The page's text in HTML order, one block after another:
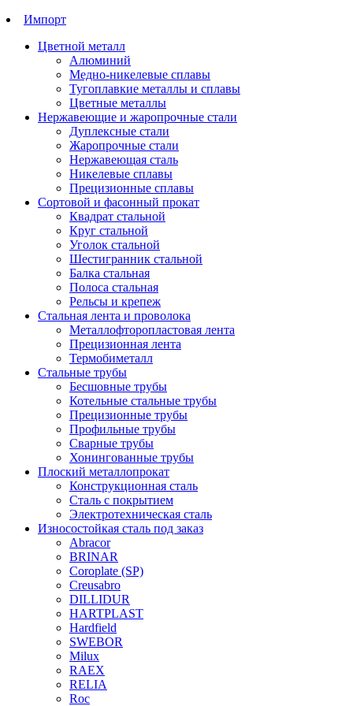
Импорт
Цветной металл
Алюминий
Медно-никелевые сплавы
Тугоплавкие металлы и сплавы
Цветные металлы
Нержавеющие и жаропрочные стали
Дуплексные стали
Жаропрочные стали
Нержавеющая сталь
Никелевые сплавы
Прецизионные сплавы
Сортовой и фасонный прокат
Квадрат стальной
Круг стальной
Уголок стальной
Шестигранник стальной
Балка стальная
Полоса стальная
Рельсы и крепеж
Стальная лента и проволока
Металлофторопластовая лента
Прецизионная лента
Термобиметалл
Стальные трубы
Бесшовные трубы
Котельные стальные трубы
Прецизионные трубы
Профильные трубы
Сварные трубы
Хонингованные трубы
Плоский металлопрокат
Конструкционная сталь
Сталь с покрытием
Электротехническая сталь
Износостойкая сталь под заказ
Abracor
BRINAR
Coroplate (SP)
Creusabro
DILLIDUR
HARTPLAST
Hardfield
SWEBOR
Milux
RAEX
RELIA
Roc